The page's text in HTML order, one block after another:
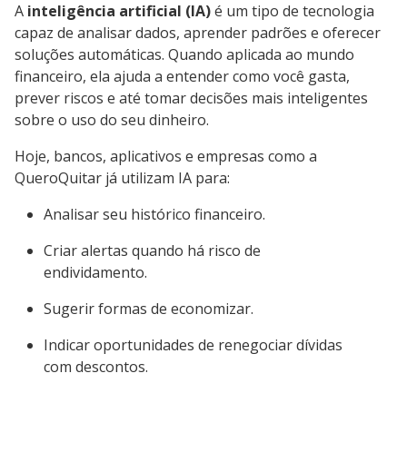
A inteligência artificial (IA)é um tipo de tecnologia
capaz de analisar dados, aprender padrões e oferecer
soluções automáticas. Quando aplicada ao mundo
financeiro, ela ajuda a entender como você gasta,
prever riscos e até tomar decisões mais inteligentes
sobre o uso do seu dinheiro.
Hoje, bancos, aplicativos e empresas como a
QueroQuitar já utilizam IA para:
Analisar seu histórico financeiro.
Criar alertas quando há risco de
endividamento.
Sugerir formas de economizar.
Indicar oportunidades de renegociar dívidas
com descontos.